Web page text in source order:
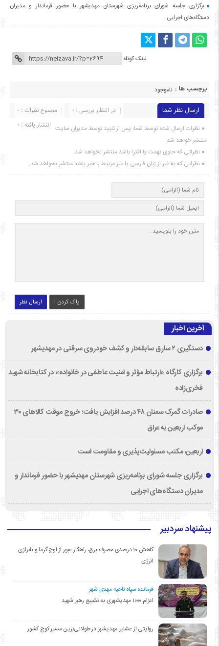
برگزاری جلسه شورای برنامه‌ریزی شهرستان مهدیشهر با حضور فرماندار و مدیران
دستگاه‌های اجرایی
لینک کوتاه
برچسب ها : ناموجود
ارسال نظر شما مجموع نظرات : 0
در انتظار بررسی : 0
انتشار یافته : ۰ نظرات ارسال شده توسط شما، پس از تایید توسط مدیران سایت
منتشر خواهد شد.
نظراتی که حاوی تهمت یا افترا باشد منتشر نخواهد شد.
نظراتی که به غیر از زبان فارسی یا غیر مرتبط با خبر باشد منتشر نخواهد شد.
ارسال نظر پاک کردن !
آخرین اخبار
دستگیری ۲ سارق سابقه‌دار و کشف خودروی سرقتی در مهدیشهر
برگزاری کارگاه «ارتباط مؤثر و امنیت عاطفی در خانواده» در کتابخانه شهید
فخری‌زاده
صادرات گمرک سمنان ۴۸ درصد افزایش یافت؛ خروج موقت کالاهای ۳۰
موکب اربعین به عراق
اربعین، مکتب مسئولیت‌پذیری و مقاومت است
برگزاری جلسه شورای برنامه‌ریزی شهرستان مهدیشهر با حضور فرماندار و
مدیران دستگاه‌های اجرایی
پیشنهاد سردبیر
کاهش ۱۰ درصدی مصرف برق، راهکار عبور از اوج گرما و ناترازی
انرژی
فرمانده سپاه ناحیه مهدی شهر:
اعزام ۱۰۰۰ مهدیشهری به تشییع رهبر شهید
روایتی از عشایر مهدیشهر در طولانی‌ترین مسیر کوچ کشور